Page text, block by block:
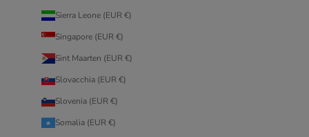
Sierra Leone (EUR €)
Singapore (EUR €)
Sint Maarten (EUR €)
Slovacchia (EUR €)
Slovenia (EUR €)
Somalia (EUR €)